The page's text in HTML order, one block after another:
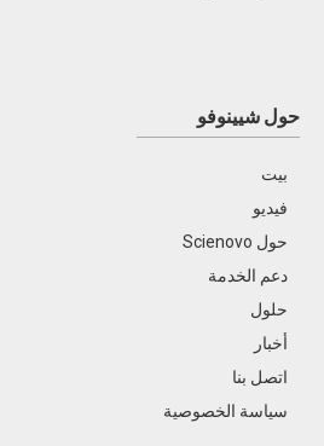
حول شيينوفو
بيت
فيديو
حول Scienovo
دعم الخدمة
حلول
أخبار
اتصل بنا
سياسة الخصوصية